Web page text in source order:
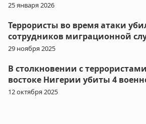
25 января 2026
Террористы во время атаки
сотрудников миграционной
29 ноября 2025
В столкновении с
востоке Нигерии убиты 4
12 октября 2025